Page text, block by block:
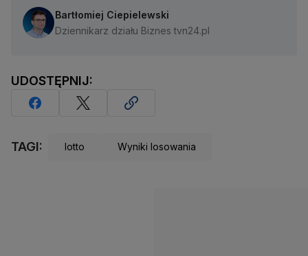
Bartłomiej Ciepielewski
Dziennikarz działu Biznes tvn24.pl
UDOSTĘPNIJ:
TAGI: lotto Wyniki losowania